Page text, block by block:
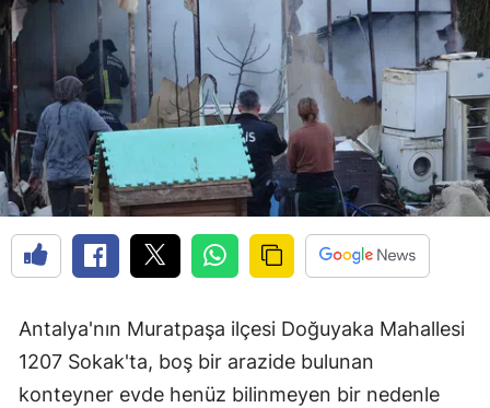
Antalya'nın Muratpaşa ilçesi Doğuyaka Mahallesi
1207 Sokak'ta, boş bir arazide bulunan
konteyner evde henüz bilinmeyen bir nedenle